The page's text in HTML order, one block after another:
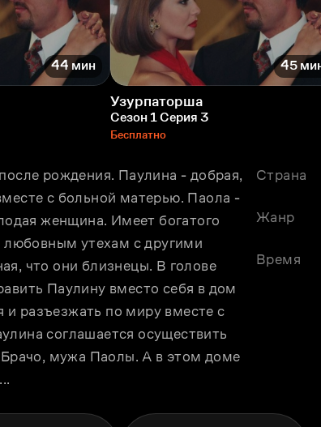
44 мин 45
Узурпаторша
Сезон 1 Серия 3
Бесплатно
рождения. Паулина - добрая,
с больной матерью. Паола -
женщина. Имеет богатого
любовным утехам с другими
что они близнецы. В голове
Паулину вместо себя в дом
и разъезжать по миру вместе с
соглашается осуществить
Брачо, мужа Паолы. А в этом доме
Страна
Жанр
Время